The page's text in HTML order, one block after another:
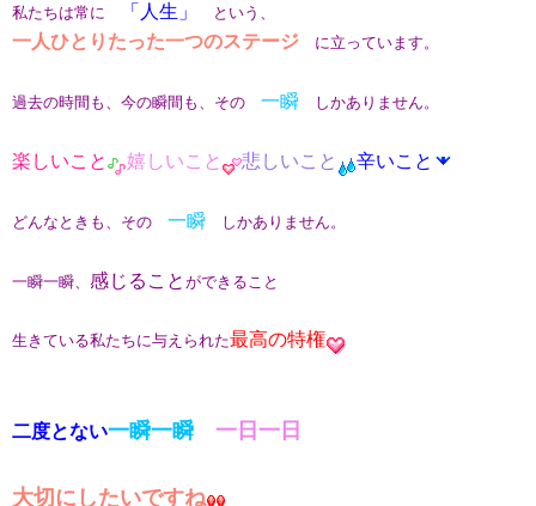
私たちは常に 「人生」 という、
一人ひとりたった一つのステージ に立っています。
過去の時間も、今の瞬間も、その 一瞬 しかありません。
楽しいこと 嬉しいこと 悲しいこと 辛いこと
どんなときも、その 一瞬 しかありません。
一瞬一瞬、 感じること ができること
生きている私たちに与えられた最高の特権
二度とない一瞬一瞬 一日一日
大切にしたいですね